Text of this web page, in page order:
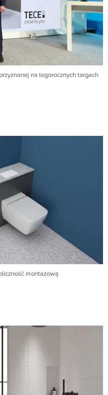
na tegorocznych targach
montażową